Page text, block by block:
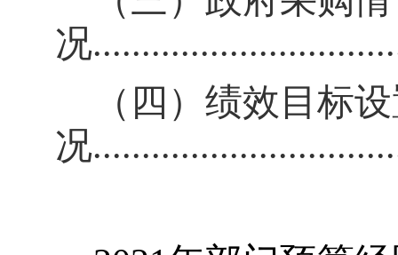
况
（四）绩效目标
况